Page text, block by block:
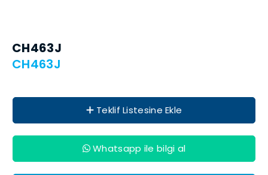
CH463J
CH463J
Teklif Listesine Ekle
Whatsapp ile bilgi al